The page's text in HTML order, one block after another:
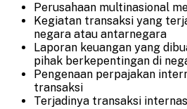
Perusahaan multinasional
Kegiatan transaksi yang
negara atau antarnegara
Laporan keuangan yang
pihak berkepentingan di
Pengenaan perpajakan
transaksi
Terjadinya transaksi